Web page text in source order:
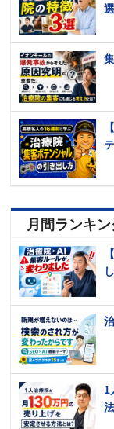
選
月間ランキ
1